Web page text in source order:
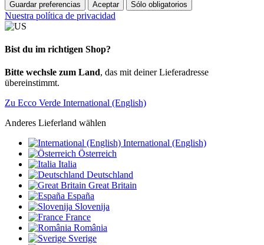
Guardar preferencias Aceptar Sólo obligatorios
Nuestra política de privacidad
Bist du im richtigen Shop?
Bitte wechsle zum Land, das mit deiner Lieferadresse
übereinstimmt.
Zu Ecco Verde International (English)
Anderes Lieferland wählen
International (English)
Österreich
Italia
Deutschland
Great Britain
España
Slovenija
France
România
Sverige